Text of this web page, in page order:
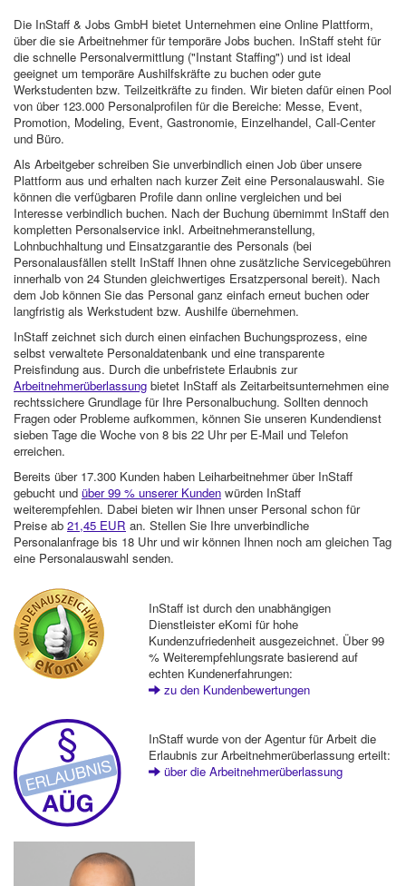
Die InStaff & Jobs GmbH bietet Unternehmen eine Online Plattform,
über die sie Arbeitnehmer für temporäre Jobs buchen. InStaff steht für
die schnelle Personalvermittlung ("Instant Staffing") und ist ideal
geeignet um temporäre Aushilfskräfte zu buchen oder gute
Werkstudenten bzw. Teilzeitkräfte zu finden. Wir bieten dafür einen Pool
von über 123.000 Personalprofilen für die Bereiche: Messe, Event,
Promotion, Modeling, Event, Gastronomie, Einzelhandel, Call-Center
und Büro.
Als Arbeitgeber schreiben Sie unverbindlich einen Job über unsere
Plattform aus und erhalten nach kurzer Zeit eine Personalauswahl. Sie
können die verfügbaren Profile dann online vergleichen und bei
Interesse verbindlich buchen. Nach der Buchung übernimmt InStaff den
kompletten Personalservice inkl. Arbeitnehmeranstellung,
Lohnbuchhaltung und Einsatzgarantie des Personals (bei
Personalausfällen stellt InStaff Ihnen ohne zusätzliche Servicegebühren
innerhalb von 24 Stunden gleichwertiges Ersatzpersonal bereit). Nach
dem Job können Sie das Personal ganz einfach erneut buchen oder
langfristig als Werkstudent bzw. Aushilfe übernehmen.
InStaff zeichnet sich durch einen einfachen Buchungsprozess, eine
selbst verwaltete Personaldatenbank und eine transparente
Preisfindung aus. Durch die unbefristete Erlaubnis zur
Arbeitnehmerüberlassung bietet InStaff als Zeitarbeitsunternehmen eine
rechtssichere Grundlage für Ihre Personalbuchung. Sollten dennoch
Fragen oder Probleme aufkommen, können Sie unseren Kundendienst
sieben Tage die Woche von 8 bis 22 Uhr per E-Mail und Telefon
erreichen.
Bereits über 17.300 Kunden haben Leiharbeitnehmer über InStaff
gebucht und über 99 % unserer Kunden würden InStaff
weiterempfehlen. Dabei bieten wir Ihnen unser Personal schon für
Preise ab 21,45 EUR an. Stellen Sie Ihre unverbindliche
Personalanfrage bis 18 Uhr und wir können Ihnen noch am gleichen Tag
eine Personalauswahl senden.
InStaff ist durch den unabhängigen
Dienstleister eKomi für hohe
Kundenzufriedenheit ausgezeichnet. Über 99
% Weiterempfehlungsrate basierend auf
echten Kundenerfahrungen:
zu den Kundenbewertungen
InStaff wurde von der Agentur für Arbeit die
Erlaubnis zur Arbeitnehmerüberlassung erteilt:
über die Arbeitnehmerüberlassung